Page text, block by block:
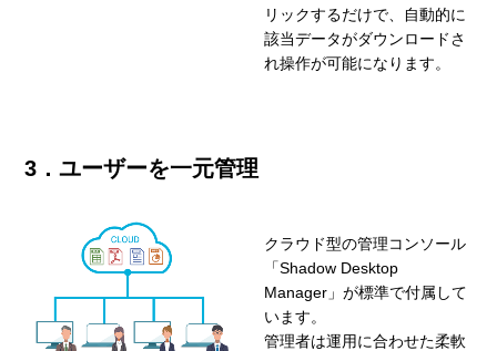
リックするだけで、自動的に
該当データがダウンロードさ
れ操作が可能になります。
3．ユーザーを一元管理
クラウド型の管理コンソール
「Shadow Desktop
Manager」が標準で付属して
います。
管理者は運用に合わせた柔軟